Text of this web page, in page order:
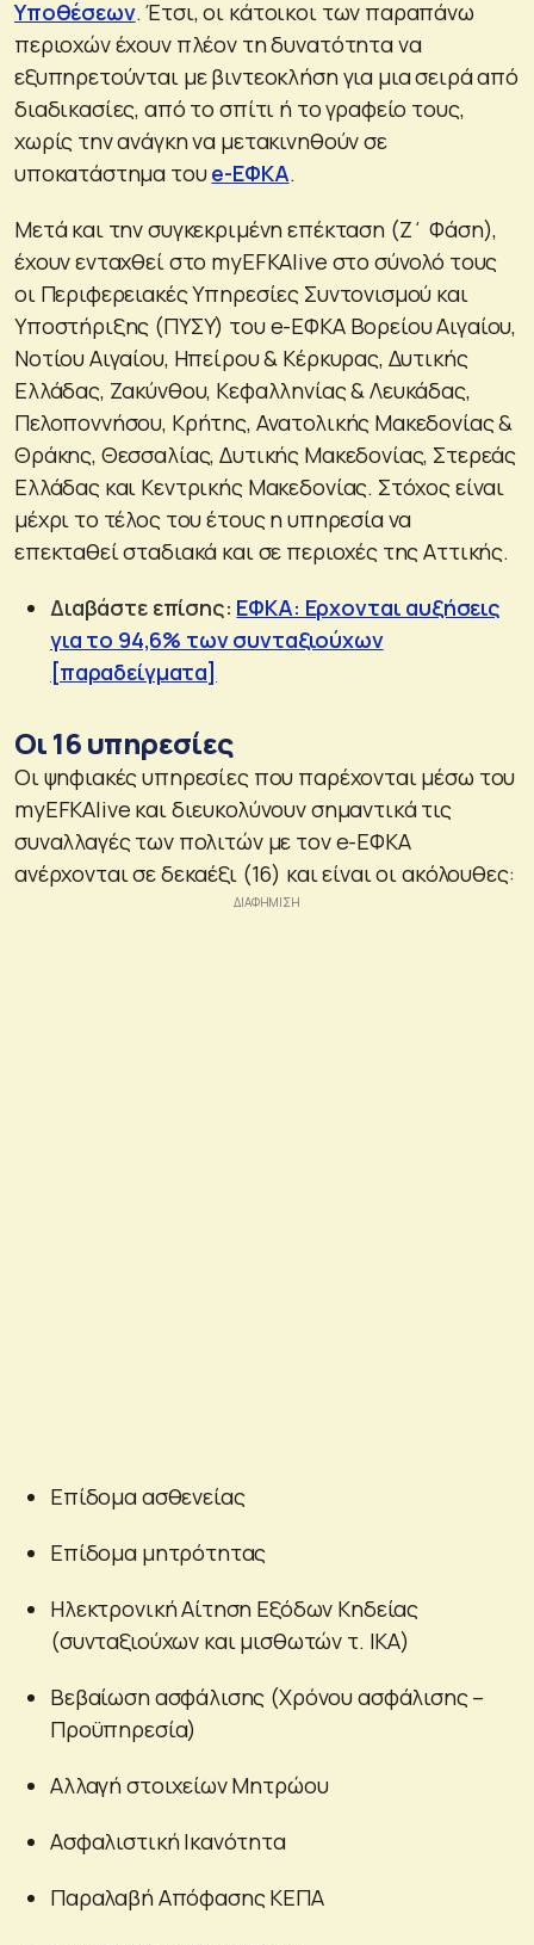
Υποθέσεων. Έτσι, οι κάτοικοι των παραπάνω
περιοχών έχουν πλέον τη δυνατότητα να
εξυπηρετούνται με βιντεοκλήση για μια σειρά από
διαδικασίες, από το σπίτι ή το γραφείο τους,
χωρίς την ανάγκη να μετακινηθούν σε
υποκατάστημα τουe-ΕΦΚΑ.
Μετά και την συγκεκριμένη επέκταση (Ζ΄ Φάση),
έχουν ενταχθεί στο myEFKAlive στο σύνολό τους
οι Περιφερειακές Υπηρεσίες Συντονισμού και
Υποστήριξης (ΠΥΣΥ) του e-ΕΦΚΑ Βορείου Αιγαίου,
Νοτίου Αιγαίου, Ηπείρου & Κέρκυρας, Δυτικής
Ελλάδας, Ζακύνθου, Κεφαλληνίας & Λευκάδας,
Πελοποννήσου, Κρήτης, Ανατολικής Μακεδονίας &
Θράκης, Θεσσαλίας, Δυτικής Μακεδονίας, Στερεάς
Ελλάδας και Κεντρικής Μακεδονίας. Στόχος είναι
μέχρι το τέλος του έτους η υπηρεσία να
επεκταθεί σταδιακά και σε περιοχές της Αττικής.
Διαβάστε επίσης: ΕΦΚΑ: Ερχονται αυξήσεις
για το 94,6% των συνταξιούχων
[παραδείγματα]
Οι 16 υπηρεσίες
Οι ψηφιακές υπηρεσίες που παρέχονται μέσω του
myEFKAlive και διευκολύνουν σημαντικά τις
συναλλαγές των πολιτών με τον e-ΕΦΚΑ
ανέρχονται σε δεκαέξι (16) και είναι οι ακόλουθες:
Επίδομα ασθενείας
Επίδομα μητρότητας
Ηλεκτρονική Αίτηση Εξόδων Κηδείας
(συνταξιούχων και μισθωτών τ. ΙΚΑ)
Βεβαίωση ασφάλισης (Χρόνου ασφάλισης –
Προϋπηρεσία)
Αλλαγή στοιχείων Μητρώου
Ασφαλιστική Ικανότητα
Παραλαβή Απόφασης ΚΕΠΑ